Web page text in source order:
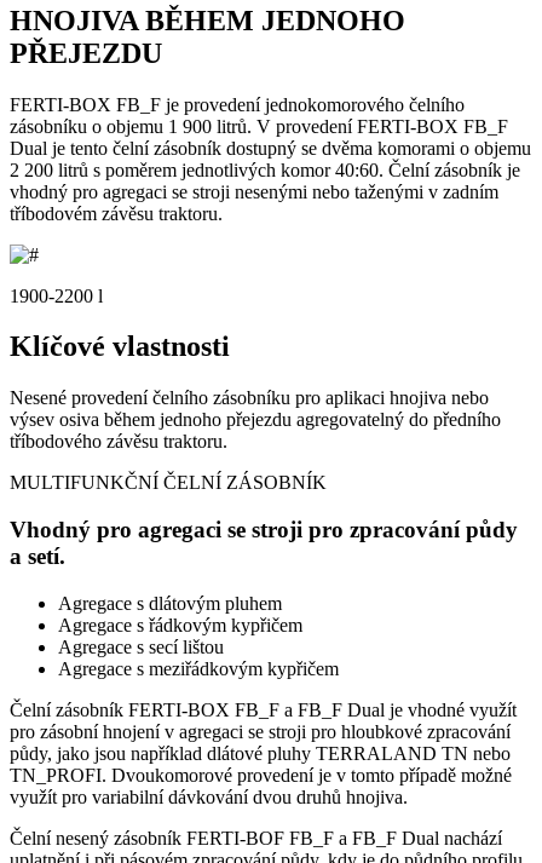
HNOJIVA BĚHEM JEDNOHO
PŘEJEZDU
FERTI-BOX FB_F je provedení jednokomorového čelního
zásobníku o objemu 1 900 litrů. V provedení FERTI-BOX FB_F
Dual je tento čelní zásobník dostupný se dvěma komorami o objemu
2 200 litrů s poměrem jednotlivých komor 40:60. Čelní zásobník je
vhodný pro agregaci se stroji nesenými nebo taženými v zadním
tříbodovém závěsu traktoru.
1900-2200 l
Klíčové vlastnosti
Nesené provedení čelního zásobníku pro aplikaci hnojiva nebo
výsev osiva během jednoho přejezdu agregovatelný do předního
tříbodového závěsu traktoru.
MULTIFUNKČNÍ ČELNÍ ZÁSOBNÍK
Vhodný pro agregaci se stroji pro zpracování půdy
a setí.
Agregace s dlátovým pluhem
Agregace s řádkovým kypřičem
Agregace s secí lištou
Agregace s meziřádkovým kypřičem
Čelní zásobník FERTI-BOX FB_F a FB_F Dual je vhodné využít
pro zásobní hnojení v agregaci se stroji pro hloubkové zpracování
půdy, jako jsou například dlátové pluhy TERRALAND TN nebo
TN_PROFI. Dvoukomorové provedení je v tomto případě možné
využít pro variabilní dávkování dvou druhů hnojiva.
Čelní nesený zásobník FERTI-BOF FB_F a FB_F Dual nachází